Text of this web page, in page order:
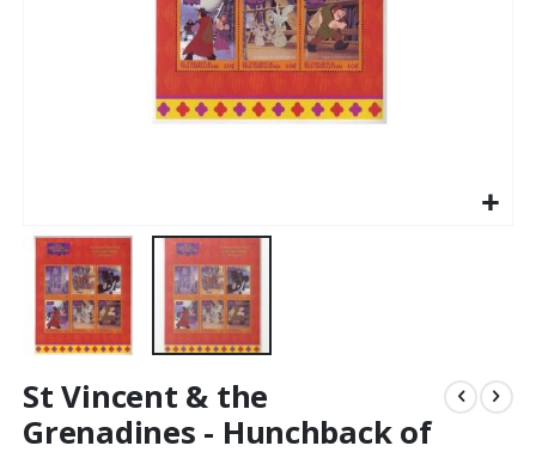
to
beginning
St Vincent & the
Grenadines - Hunchback of